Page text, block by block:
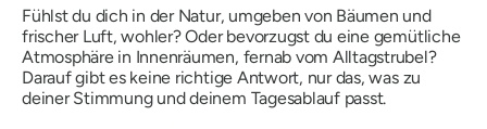
Fühlst du dich in der Natur, umgeben von Bäumen und
frischer Luft, wohler? Oder bevorzugst du eine gemütliche
Atmosphäre in Innenräumen, fernab vom Alltagstrubel?
Darauf gibt es keine richtige Antwort, nur das, was zu
deiner Stimmung und deinem Tagesablauf passt.